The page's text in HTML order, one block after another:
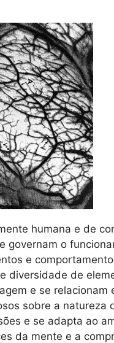
humana e de
governam o
e
diversidade de
e se relacionam
sobre a natureza
e se adapta ao
da mente e a